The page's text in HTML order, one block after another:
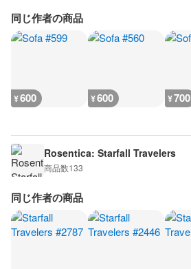
同じ作者の商品
¥600 ¥600 ¥700
Rosentica: Starfall Travelers
商品数133
同じ作者の商品